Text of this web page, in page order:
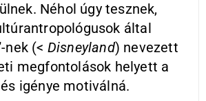
Néhol úgy tesznek,
által
nek (< Disneyland) nevezett
megfontolások helyett a
igénye motiválná.